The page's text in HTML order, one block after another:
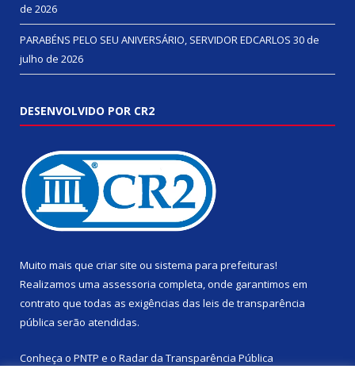
de 2026
PARABÉNS PELO SEU ANIVERSÁRIO, SERVIDOR EDCARLOS 30 de
julho de 2026
DESENVOLVIDO POR CR2
Muito mais que criar site ou sistema para prefeituras!
Realizamos uma assessoria completa, onde garantimos em
contrato que todas as exigências das leis de transparência
pública serão atendidas.
Conheça o PNTP e o Radar da Transparência Pública